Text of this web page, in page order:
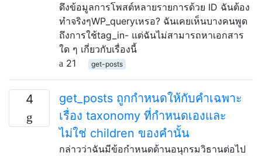
ดึงข้อมูลการโพสต์หลายรายการด้วย ID ฉันต้อง
ทำจริงๆWP_queryเหรอ? ฉันเคยเห็นบางคนพูด
ถึงการใช้tag_in- แต่ฉันไม่สามารถหาเอกสาร
ใด ๆ เกี่ยวกับเรื่องนี้
21
get-posts
4
get_posts ถูกกำหนดให้กับคำเฉพาะ
เรื่อง taxonomy ที่กำหนดเองและ
ไม่ใช่ children ของคำนั้น
กล่าวว่าฉันมีข้อกำหนดด้านอนุกรมวิธานต่อไป